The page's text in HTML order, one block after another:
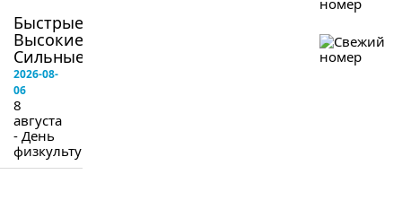
Быстрые!
Высокие!
Сильные!...
2026-08-
06
8
августа
- День
физкультурника.